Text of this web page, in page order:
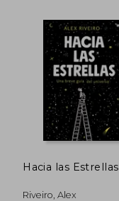
Hacia las Estrellas
Riveiro, Alex